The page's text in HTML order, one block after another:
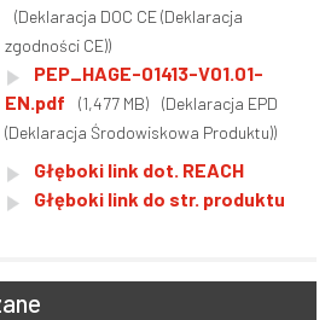
(Deklaracja DOC CE (Deklaracja
zgodności CE))
PEP_HAGE-01413-V01.01-
EN.pdf
(1,477 MB)
(Deklaracja EPD
(Deklaracja Środowiskowa Produktu))
Głęboki link dot. REACH
Głęboki link do str. produktu